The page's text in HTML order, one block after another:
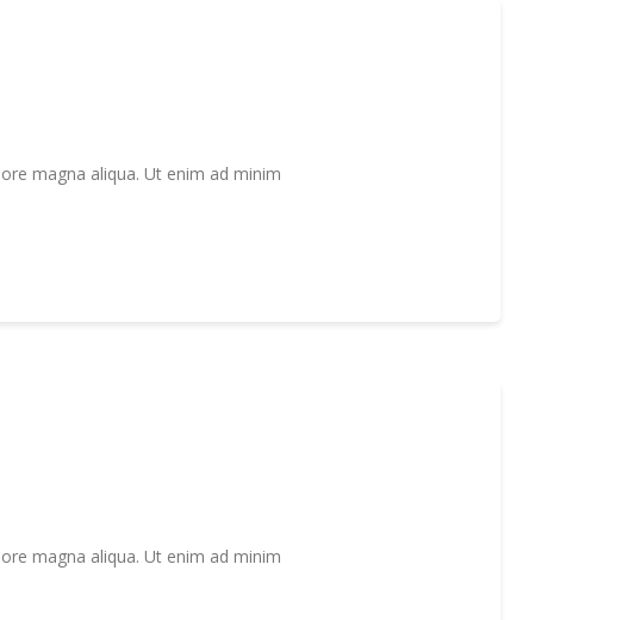
magna aliqua. Ut enim ad minim
magna aliqua. Ut enim ad minim